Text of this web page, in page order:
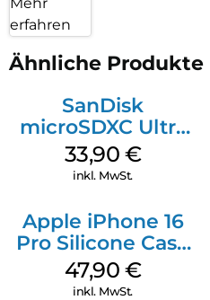
erfahren
Ähnliche Produkte
SanDisk
microSDXC Ultra
128 GB + Adapter
Mobile
33,90 €
inkl. MwSt.
Apple iPhone 16
Pro Silicone Case
MagSafe Denim
47,90 €
inkl. MwSt.